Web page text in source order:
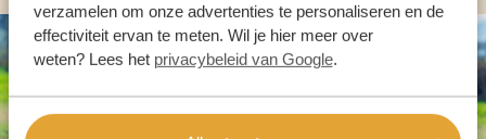
verzamelen om onze advertenties te personaliseren en de
effectiviteit ervan te meten. Wil je hier meer over
weten? Lees het privacybeleid van Google.